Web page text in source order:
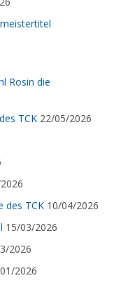
Rosin die
TCK 22/05/2026
des TCK 10/04/2026
15/03/2026
2026
2026